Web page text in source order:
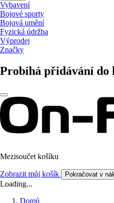
Vybavení
Bojové sporty
Bojová umění
Fyzická údržba
Výprodej
Značky
Probíhá přidávání do
Mezisoučet košíku
Zobrazit můj košík Pokračovat v
Loading...
Domů